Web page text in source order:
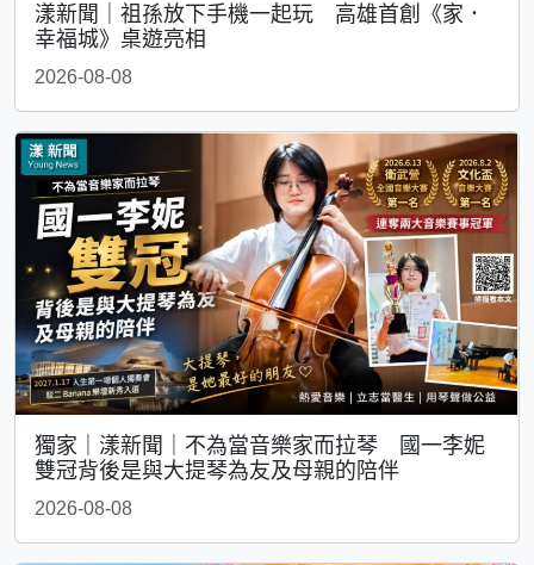
漾新聞｜祖孫放下手機一起玩 高雄首創《家．
幸福城》桌遊亮相
2026-08-08
獨家｜漾新聞｜不為當音樂家而拉琴 國一李妮
雙冠背後是與大提琴為友及母親的陪伴
2026-08-08